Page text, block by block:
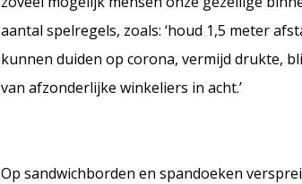
aantal spelregels, zoals: ‘houd 1,5 meter
kunnen duiden op corona, vermijd drukte,
van afzonderlijke winkeliers in acht.’
Op sandwichborden en spandoeken